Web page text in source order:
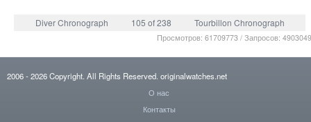
Diver Chronograph 105 of 238 Tourbillon Chronograph
Просмотров: 61709773 / Запросов:
2006- 2026Copyright. All Rights Reserved. originalwatches.net
О нас
Контакты